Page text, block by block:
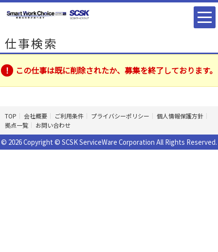
仕事検索
この仕事は既に削除されたか、募集を終了しております。
TOP 会社概要 ご利用条件 プライバシーポリシー
個人情報保護方針
拠点一覧
お問い合わせ
© 2026 Copyright © SCSK ServiceWare Corporation All Rights Reserved.